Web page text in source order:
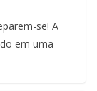
se! A
em uma